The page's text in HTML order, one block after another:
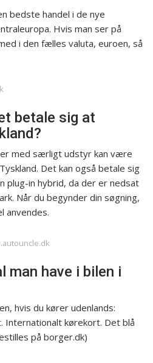
bedste handel i de nye
Hvis man ser på
i den fælles valuta, euroen, så
betale sig at
med særligt udstyr kan være
Det kan også betale sig
plug-in hybrid, da der er nedsat
Når du begynder din søgning,
anvendes.
man have i bilen i
hvis du kører udenlands:
Internationalt kørekort. Det blå
på borger.dk)